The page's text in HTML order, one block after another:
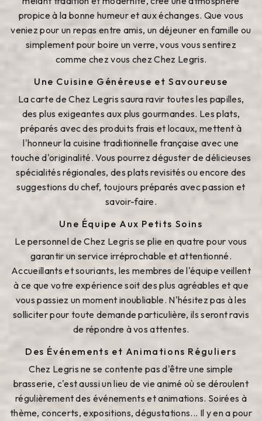
propice à la bonne humeur et aux échanges. Que vous
veniez pour un repas entre amis, un déjeuner en famille ou
simplement pour boire un verre, vous vous sentirez
comme chez vous chez Chez Legris.
Une Cuisine Généreuse et Savoureuse
La carte de Chez Legris saura ravir toutes les papilles,
des plus exigeantes aux plus gourmandes. Les plats,
préparés avec des produits frais et locaux, mettent à
l'honneur la cuisine traditionnelle française avec une
touche d'originalité. Vous pourrez déguster de délicieuses
spécialités régionales, des plats revisités ou encore des
suggestions du chef, toujours préparés avec passion et
savoir-faire.
Une Équipe Aux Petits Soins
Le personnel de Chez Legris se plie en quatre pour vous
garantir un service irréprochable et attentionné.
Accueillants et souriants, les membres de l'équipe veillent
à ce que votre expérience soit des plus agréables et que
vous passiez un moment inoubliable. N'hésitez pas à les
solliciter pour toute demande particulière, ils seront ravis
de répondre à vos attentes.
Des Événements et Animations Réguliers
Chez Legris ne se contente pas d'être une simple
brasserie, c'est aussi un lieu de vie animé où se déroulent
régulièrement des événements et animations. Soirées à
thème, concerts, expositions, dégustations... Il y en a pour